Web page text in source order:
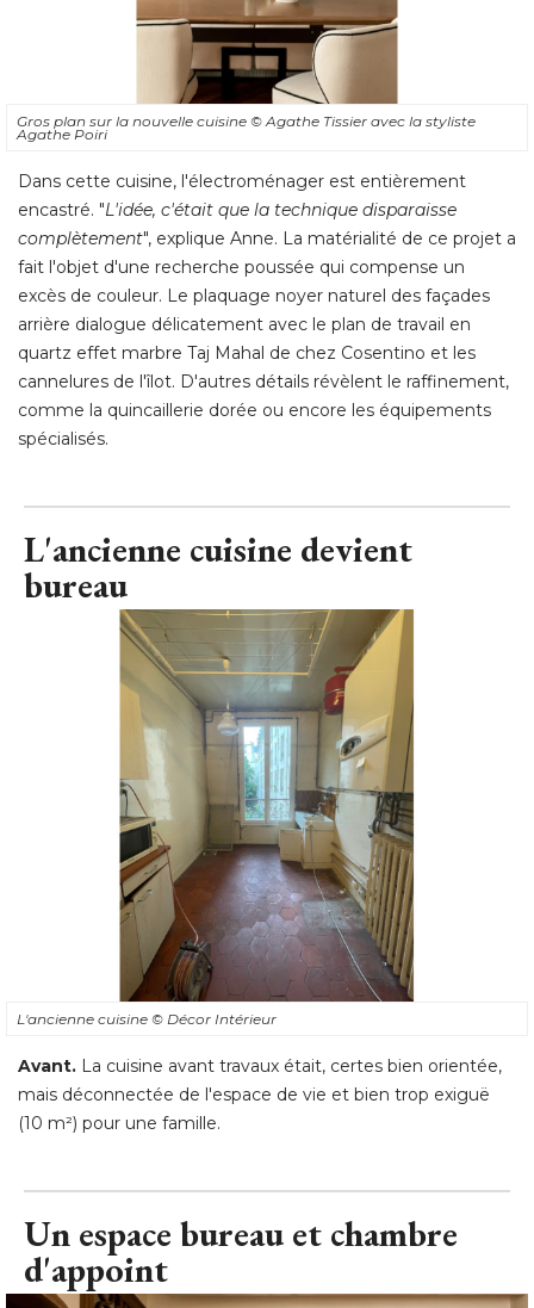
Gros plan sur la nouvelle cuisine © Agathe Tissier avec la styliste
Agathe Poiri
Dans cette cuisine, l'électroménager est entièrement
encastré. "L'idée, c'était que la technique disparaisse
complètement", explique Anne. La matérialité de ce projet a
fait l'objet d'une recherche poussée qui compense un
excès de couleur. Le plaquage noyer naturel des façades
arrière dialogue délicatement avec le plan de travail en
quartz effet marbre Taj Mahal de chez Cosentino et les
L'ancienne cuisine devient
L'ancienne cuisine© Décor Intérieur